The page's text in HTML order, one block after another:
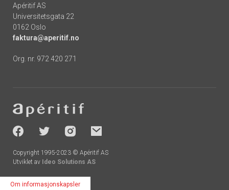
Apéritif AS
Universitetsgata 22
0162 Oslo
faktura@aperitif.no
Org. nr. 972 420 271
-
socials
Copyright 1995-2023 © Apéritif AS
Utviklet av Ideo Solutions AS
Om informasjonskapsler